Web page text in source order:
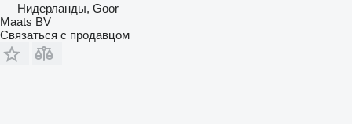
Нидерланды, Goor
Maats BV
Связаться с продавцом